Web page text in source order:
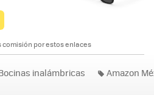
comisión por estos enlaces
inalámbricas Amazon